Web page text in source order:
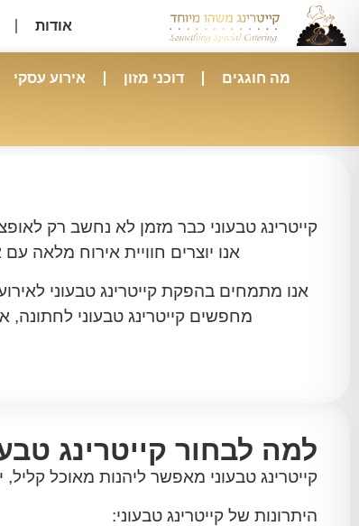
אודות
מה חוגגים דוכני מזון אירוע עסקי
קייטרינג טבעוני כבר מזמן לא נחשב רק
אנו יוצרים חוויית אירוח מלאה
אנו מתמחים בהפקת קייטרינג טבעוני
מחפשים קייטרינג טבעוני לחתונה,
למה לבחור קייטרינג
קייטרינג טבעוני מאפשר ליהנות מאוכל
היתרונות של קייטרינג טבעוני: